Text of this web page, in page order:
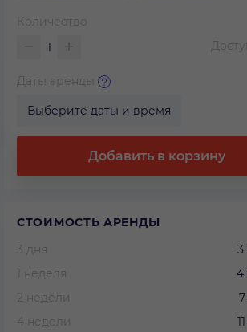
Количество
Даты аренды
Выберите даты и время
Добавить в корзину
СТОИМОСТЬ АРЕНДЫ
3 дня
3
1 неделя
4
2 недели
4 недели